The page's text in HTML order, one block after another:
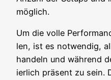
möglich.
Um die vol­le
len, ist es not­wen­dig,
han­deln und wäh­rend
ier­lich prä­sent zu sein.